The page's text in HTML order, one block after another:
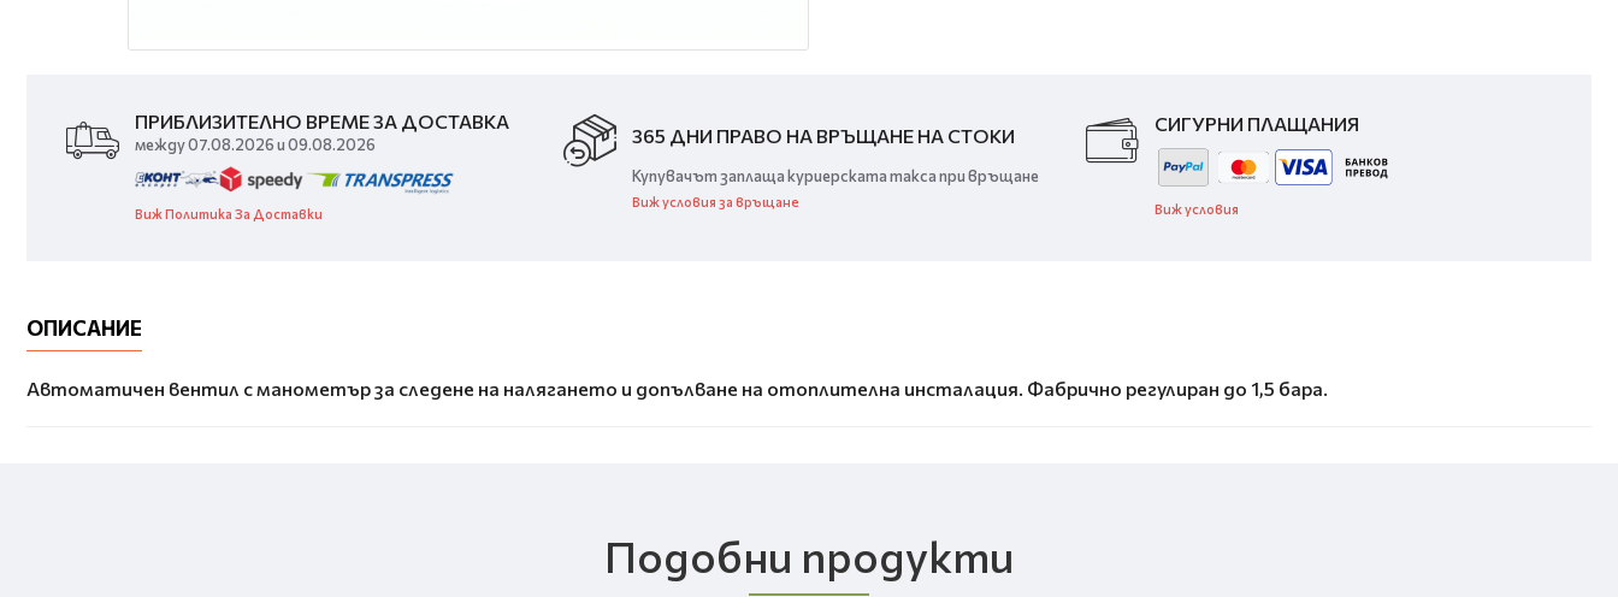
ПРИБЛИЗИТЕЛНО ВРЕМЕ ЗА ДОСТАВКА
между 07.08.2026 и 09.08.2026
Виж Политика За Доставки
365 ДНИ ПРАВО НА ВРЪЩАНЕ НА СТОКИ
Купувачът заплаща куриерската такса при връщане
Виж условия за връщане
СИГУРНИ ПЛАЩАНИЯ
Виж условия
ОПИСАНИЕ
Автоматичен вентил с манометър за следене на налягането и допълване на отоплителна инсталация. Фабрично регулиран до 1,5 бара.
Подобни продукти